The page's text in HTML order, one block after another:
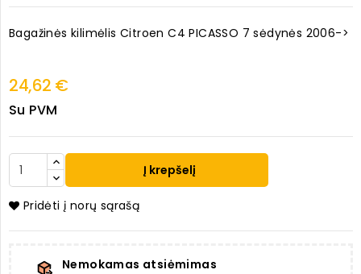
Bagažinės kilimėlis Citroen C4 PICASSO 7 sėdynės 2006->
24,62 €
Su PVM
Į krepšelį
Pridėti į norų sąrašą
Nemokamas atsiėmimas